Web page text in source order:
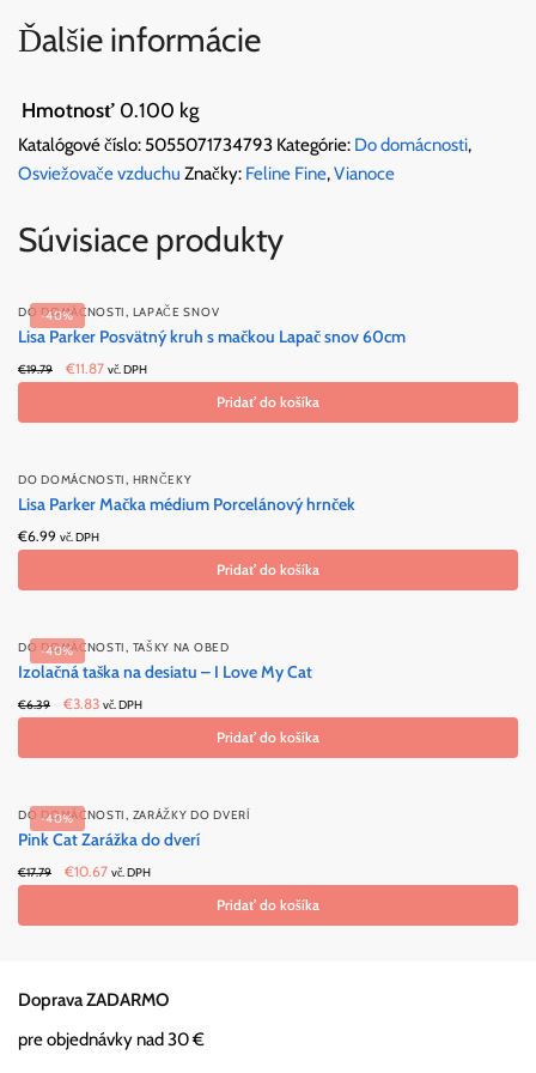
Ďalšie informácie
Hmotnosť 0.100 kg
Katalógové číslo: 5055071734793 Kategórie: Do domácnosti,
Osviežovače vzduchu Značky: Feline Fine,Vianoce
Súvisiace produkty
-40%
DO DOMÁCNOSTI, LAPAČE SNOV
Lisa Parker Posvätný kruh s mačkou Lapač snov 60cm
€19.79
Original
price
€11.87Current
price
vč. DPH
Pridať do košíka
DO DOMÁCNOSTI, HRNČEKY
Lisa Parker Mačka médium Porcelánový hrnček
€6.99 vč. DPH
Pridať do košíka
-40%
DO DOMÁCNOSTI, TAŠKY NA OBED
Izolačná taška na desiatu – I Love My Cat
€6.39
Original
price
€3.83Current
price
vč. DPH
Pridať do košíka
-40%
DO DOMÁCNOSTI, ZARÁŽKY DO DVERÍ
Pink Cat Zarážka do dverí
€17.79
Original
price
€10.67Current
price
vč. DPH
Pridať do košíka
Doprava ZADARMO
pre objednávky nad 30 €